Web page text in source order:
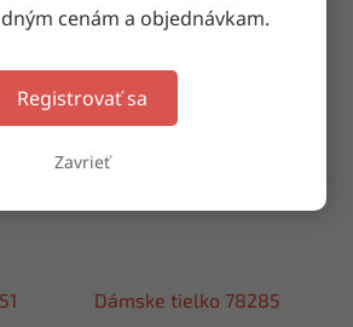
cenám a objednávkam.
Registrovať sa
Zavrieť
Dámske tielko 78285